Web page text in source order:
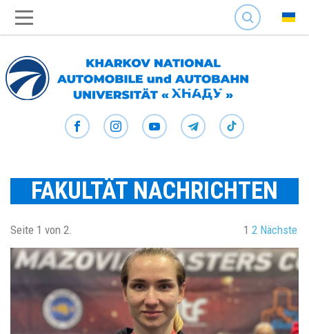
SEARCH
FAKULTÄT NACHRICHTEN
Seite 1 von 2. 1 2 Nächste